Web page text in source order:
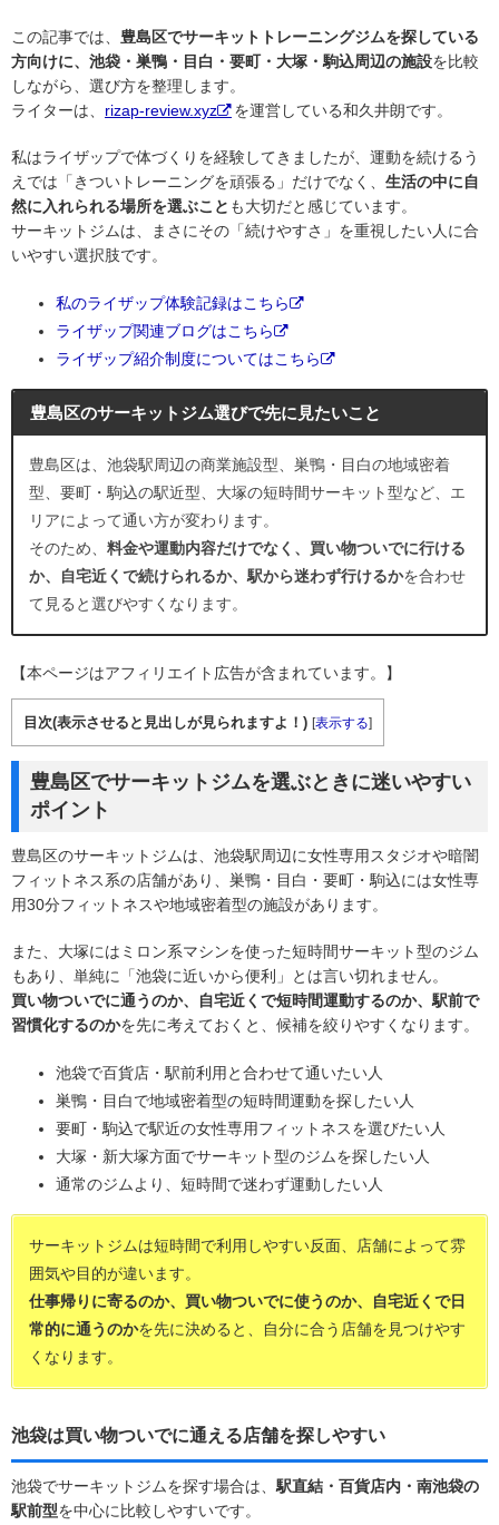
この記事では、 豊島区でサーキットトレーニングジムを探している
方向けに、池袋・巣鴨・目白・要町・大塚・駒込周辺の施設を比較
しながら、選び方を整理します。
ライターは、 rizap-review.xyz を運営している和久井朗です。
私はライザップで体づくりを経験してきましたが、運動を続けるう
えでは「きついトレーニングを頑張る」だけでなく、 生活の中に自
然に入れられる場所を選ぶこと も大切だと感じています。
サーキットジムは、まさにその「続けやすさ」を重視したい人に合
いやすい選択肢です。
私のライザップ体験記録はこちら
ライザップ関連ブログはこちら
ライザップ紹介制度についてはこちら
豊島区のサーキットジム選びで先に見たいこと
豊島区は、池袋駅周辺の商業施設型、巣鴨・目白の地域密着
型、要町・駒込の駅近型、大塚の短時間サーキット型など、エ
リアによって通い方が変わります。
そのため、 料金や運動内容だけでなく、買い物ついでに行ける
か、自宅近くで続けられるか、駅から迷わず行けるかを合わせ
て見ると選びやすくなります。
【本ページはアフィリエイト広告が含まれています。】
目次(表示させると見出しが見られますよ！) [表示する]
豊島区でサーキットジムを選ぶときに迷いやすい
ポイント
豊島区のサーキットジムは、池袋駅周辺に女性専用スタジオや暗闇
フィットネス系の店舗があり、巣鴨・目白・要町・駒込には女性専
用30分フィットネスや地域密着型の施設があります。
また、大塚にはミロン系マシンを使った短時間サーキット型のジム
もあり、単純に「池袋に近いから便利」とは言い切れません。
買い物ついでに通うのか、自宅近くで短時間運動するのか、駅前で
習慣化するのかを先に考えておくと、候補を絞りやすくなります。
池袋で百貨店・駅前利用と合わせて通いたい人
巣鴨・目白で地域密着型の短時間運動を探したい人
要町・駒込で駅近の女性専用フィットネスを選びたい人
大塚・新大塚方面でサーキット型のジムを探したい人
通常のジムより、短時間で迷わず運動したい人
サーキットジムは短時間で利用しやすい反面、店舗によって雰
囲気や目的が違います。
仕事帰りに寄るのか、買い物ついでに使うのか、自宅近くで日
常的に通うのかを先に決めると、自分に合う店舗を見つけやす
くなります。
池袋は買い物ついでに通える店舗を探しやすい
池袋でサーキットジムを探す場合は、 駅直結・百貨店内・南池袋の
駅前型を中心に比較しやすいです。